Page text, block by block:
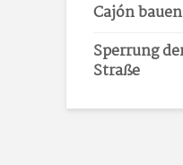
Cajón bauen
Sperrung
Straße